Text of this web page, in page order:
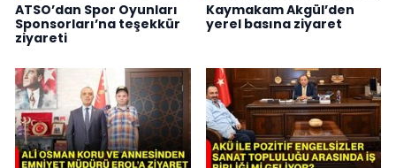
ATSO’dan Spor Oyunları
Sponsorları’na teşekkür
ziyareti
Kaymakam Akgül’den
yerel basına ziyaret